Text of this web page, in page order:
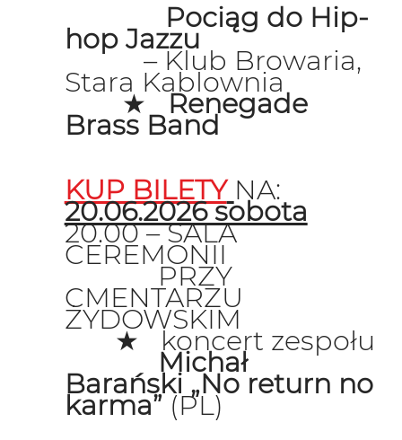
Pociąg do Hip-
hop Jazzu
– Klub Browaria,
Stara Kablownia
★ Renegade
Brass Band
KUP BILETY NA:
20.06.2026 sobota
20.00 – SALA
CEREMONII
PRZY
CMENTARZU
ŻYDOWSKIM
★ koncert zespołu
Michał
Barański „No return no
karma” (PL)